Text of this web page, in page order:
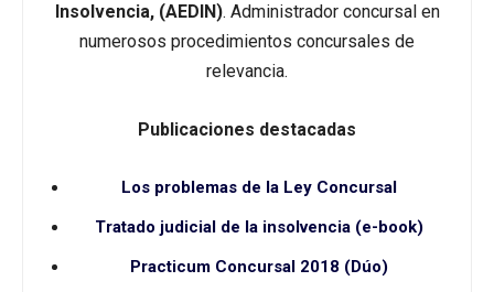
Insolvencia, (AEDIN). Administrador concursal en
numerosos procedimientos concursales de
relevancia.
Publicaciones destacadas
Los problemas de la Ley Concursal
Tratado judicial de la insolvencia (e-book)
Practicum Concursal 2018 (Dúo)